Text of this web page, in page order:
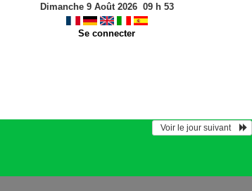
Dimanche 9 Août 2026 09h 53
Se connecter
  Voir le jour suivant